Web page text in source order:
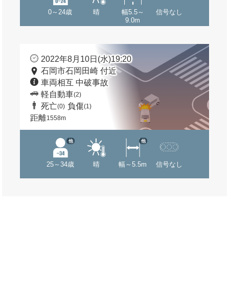
0～24歳 晴
幅5.5～
9.0m
信号なし
2022年8月10日(水)19:20
石岡市石岡田崎 付近
車両相互 中破事故
軽自動車(2)
死亡(0) 負傷(1)
距離1558m
25～34歳
他
晴 幅～5.5m
他
信号なし